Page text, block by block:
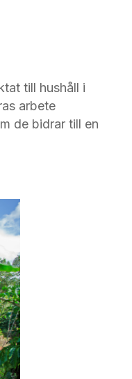
till hushåll i
arbete
de bidrar till en